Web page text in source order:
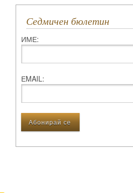
Седмичен бюлетин
ИМЕ:
ЕMAIL: